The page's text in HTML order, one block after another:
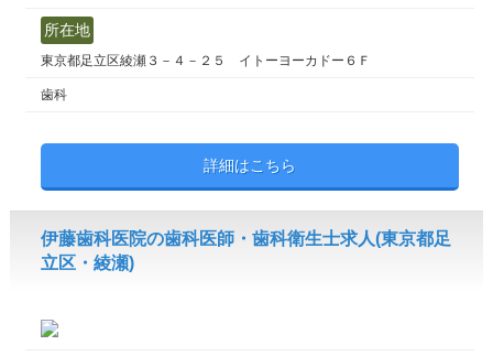
所在地
東京都足立区綾瀬３－４－２５ イトーヨーカドー６Ｆ
歯科
詳細はこちら
伊藤歯科医院の歯科医師・歯科衛生士求人(東京都足
立区・綾瀬)